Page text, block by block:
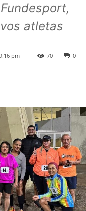
atletas
pm 0
70